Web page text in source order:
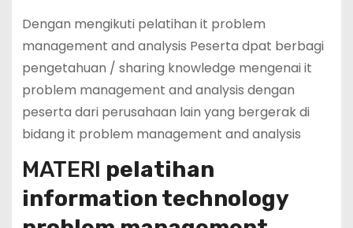
Dengan mengikuti pelatihan it problem
management and analysis Peserta dpat berbagi
pengetahuan / sharing knowledge mengenai it
problem management and analysis dengan
peserta dari perusahaan lain yang bergerak di
bidang it problem management and analysis
MATERI pelatihan
information technology